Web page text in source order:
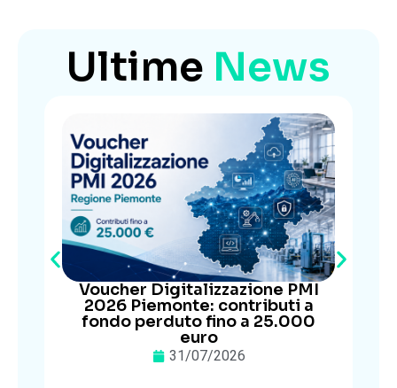
Ultime News
Voucher Digitalizzazione PMI
2026 Piemonte: contributi a
fondo perduto fino a 25.000
euro
31/07/2026